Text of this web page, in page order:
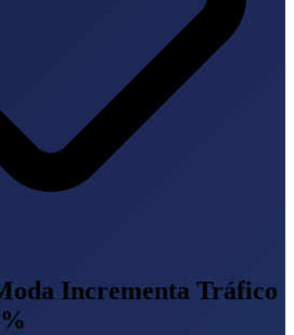
Incrementa Tráfico